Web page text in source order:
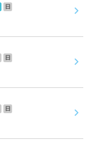
日
日
日